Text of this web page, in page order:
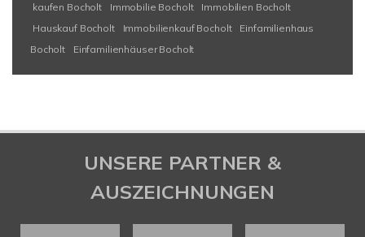
kaufen Bocholt
Immobilie Bocholt
Immobilien Bocholt
Hauskauf Bocholt
Immobilienkauf Bocholt
Einfamilienhaus
Bocholt
Einfamilienhäuser Bocholt
UNSERE PARTNER &
AUSZEICHNUNGEN